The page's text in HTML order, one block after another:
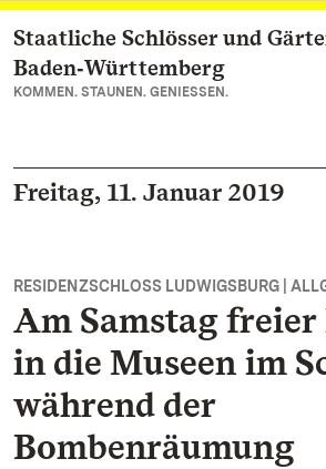
Zum Hauptinhalt springen
Staatliche Schlösser und
Baden‑Württemberg
KOMMEN. STAUNEN. GENIESSEN.
Freitag, 11. Januar 2019
RESIDENZSCHLOSS LUDWIGSBURG |
Am Samstag
in die Museen im
während der
Bombenräumung